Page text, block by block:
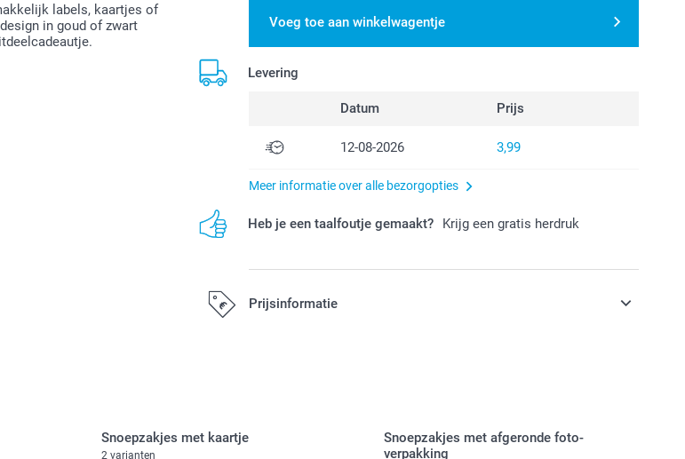
labels, kaartjes of
in goud of zwart
Voeg toe aan winkelwagentje
Levering
Datum Prijs
12-08-2026 3,99
Meer informatie over alle bezorgopties
Heb je een taalfoutje gemaakt? Krijg een gratis herdruk
Prijsinformatie
Snoepzakjes met kaartje
2 varianten
Snoepzakjes met afgeronde foto-
verpakking